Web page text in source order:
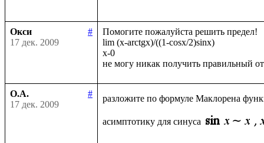
Окси
#
17 дек. 2009
Помогите пожалуйста решить предел!
lim (x-arctgx)/((1-cosx/2)sinx)
x-0
О.А.
#
17 дек. 2009
разложите по формуле Маклорена
асимптотику для синуса